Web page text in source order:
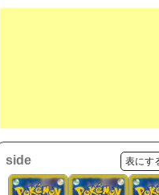
side 表にす